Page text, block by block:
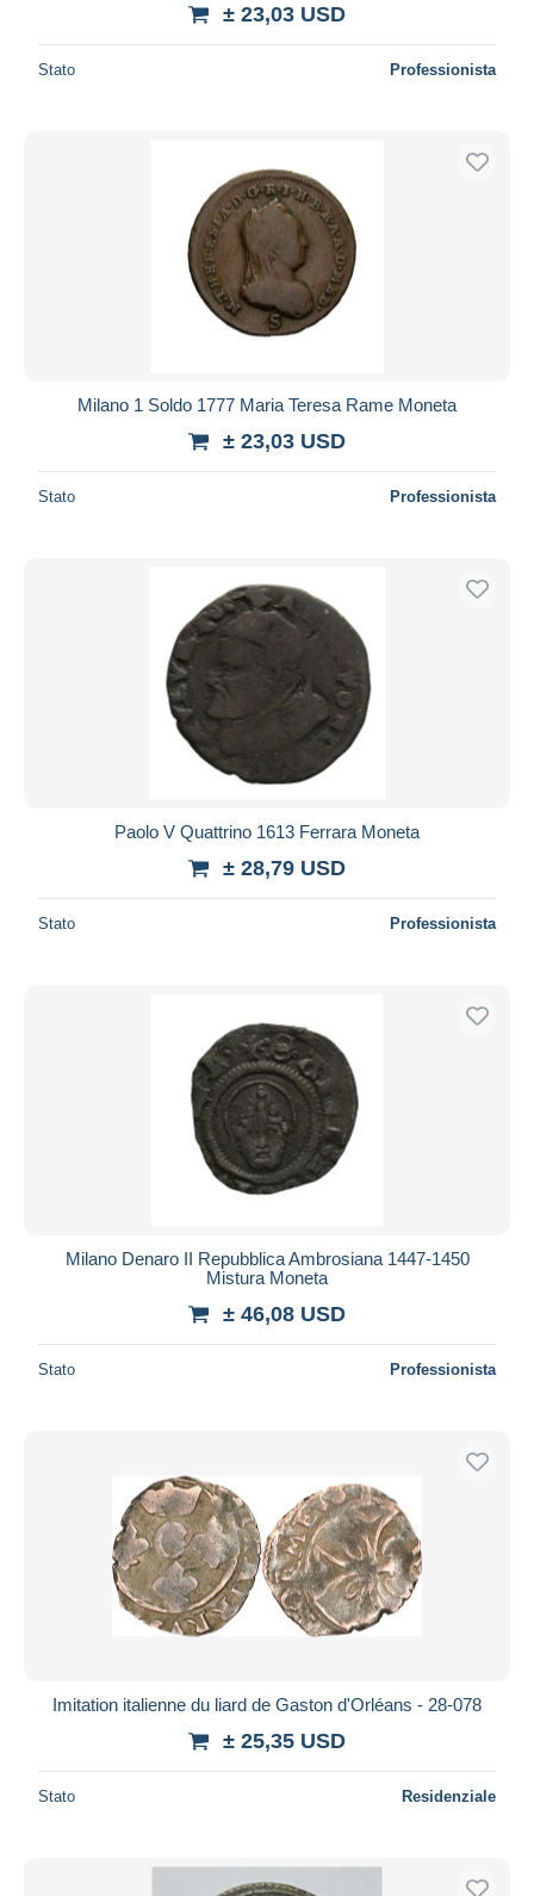
± 23,03 USD
Stato Professionista
Milano 1 Soldo 1777 Maria Teresa Rame Moneta
± 23,03 USD
Stato Professionista
Paolo V Quattrino 1613 Ferrara Moneta
± 28,79 USD
Stato Professionista
Milano Denaro II Repubblica Ambrosiana 1447-1450
Mistura Moneta
± 46,08 USD
Stato Professionista
Imitation italienne du liard de Gaston d'Orléans - 28-078
± 25,35 USD
Stato Residenziale